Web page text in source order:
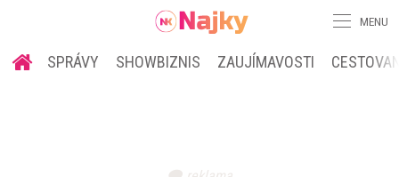
MENU
SPRÁVY SHOWBIZNIS ZAUJÍMAVOSTI